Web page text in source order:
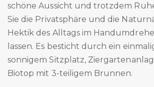
schöne Aussicht und trotzdem
Sie die Privatsphäre und die
Hektik des Alltags im
lassen. Es besticht durch ein
sonnigem Sitzplatz,
Biotop mit 3-teiligem Brunnen.